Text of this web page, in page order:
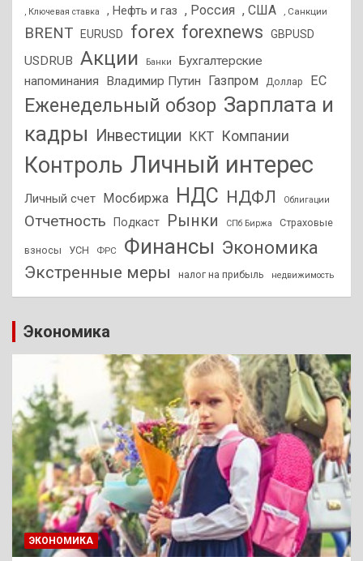
, Ключевая ставка , Нефть и газ , Россия , США , Санкции
BRENT EURUSD forex forexnews GBPUSD
USDRUB Акции Банки
Бухгалтерские
напоминания
Владимир Путин Газпром Доллар ЕС
Еженедельный обзор Зарплата и
кадры
Инвестиции ККТ Компании
Контроль Личный интерес
Личный счет Мосбиржа НДС НДФЛ Облигации
Отчетность Подкаст Рынки СПб Биржа Страховые
взносы УСН ФРС Финансы Экономика
Экстренные меры налог на прибыль недвижимость
Экономика
ЭКОНОМИКА